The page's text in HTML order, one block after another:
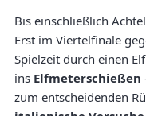
Bis einschließlich
Erst im Viertelfinale
Spielzeit durch einen
ins Elfmeterschießen
zum entscheidenden